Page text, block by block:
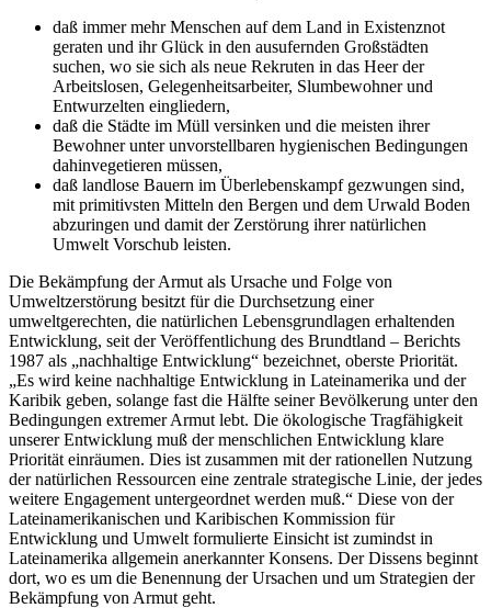
daß immer mehr Menschen auf dem Land in Existenznot
geraten und ihr Glück in den ausufernden Großstädten
suchen, wo sie sich als neue Rekruten in das Heer der
Arbeitslosen, Gelegenheitsarbeiter, Slumbewohner und
Entwurzelten eingliedern,
daß die Städte im Müll versinken und die meisten ihrer
Bewohner unter unvorstellbaren hygienischen Bedingungen
dahinvegetieren müssen,
daß landlose Bauern im Überlebenskampf gezwungen sind,
mit primitivsten Mitteln den Bergen und dem Urwald Boden
abzuringen und damit der Zerstörung ihrer natürlichen
Umwelt Vorschub leisten.
Die Bekämpfung der Armut als Ursache und Folge von
Umweltzerstörung besitzt für die Durchsetzung einer
umweltgerechten, die natürlichen Lebensgrundlagen erhaltenden
Entwicklung, seit der Veröffentlichung des Brundtland – Berichts
1987 als „nachhaltige Entwicklung“ bezeichnet, oberste Priorität.
„Es wird keine nachhaltige Entwicklung in Lateinamerika und der
Karibik geben, solange fast die Hälfte seiner Bevölkerung unter den
Bedingungen extremer Armut lebt. Die ökologische Tragfähigkeit
unserer Entwicklung muß der menschlichen Entwicklung klare
Priorität einräumen. Dies ist zusammen mit der rationellen Nutzung
der natürlichen Ressourcen eine zentrale strategische Linie, der jedes
weitere Engagement untergeordnet werden muß.“ Diese von der
Lateinamerikanischen und Karibischen Kommission für
Entwicklung und Umwelt formulierte Einsicht ist zumindst in
Lateinamerika allgemein anerkannter Konsens. Der Dissens beginnt
dort, wo es um die Benennung der Ursachen und um Strategien der
Bekämpfung von Armut geht.